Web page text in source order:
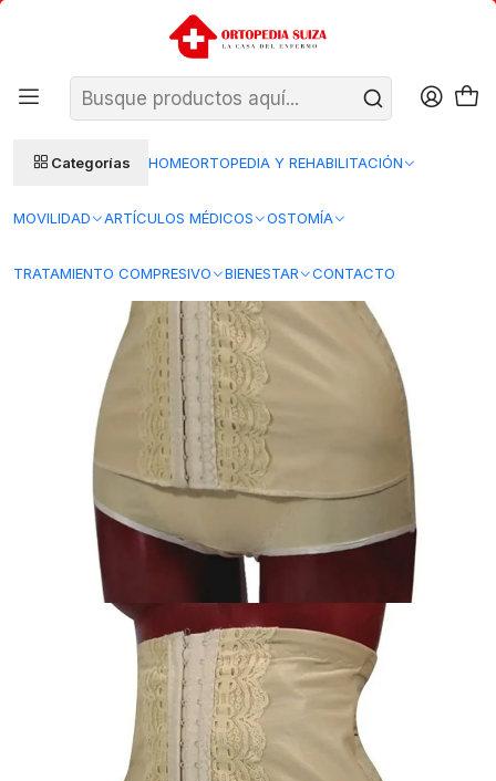
Categorías HOMEORTOPEDIA Y REHABILITACIÓN
MOVILIDAD ARTÍCULOS MÉDICOS OSTOMÍA
TRATAMIENTO COMPRESIVO BIENESTAR CONTACTO
SANTIAGO: ENTREGA AL DÍA HÁBIL SIGUIENTE (L–V)
REGIONES 48–72 HORAS HÁBILES
Ortopedia y Rehabilitacion Ortopedia Ortopedia Adulto
Cuadro Faja Merced – Tallas